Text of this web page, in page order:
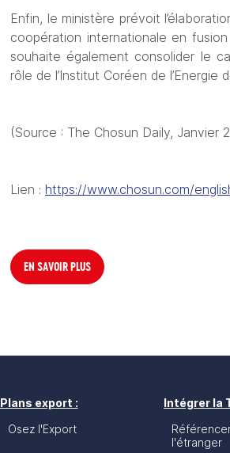
Enfin, le ministère prévoit
coopération internationale en
souhaite également consolider le
rôle de l’Institut Coréen de
(Source : The Chosun Daily, Janvier
Lien : https://www.chosun.com/
EN SAVOIR PLUS
Plans export :
Osez l'Export
Intégrer la
l'étranger